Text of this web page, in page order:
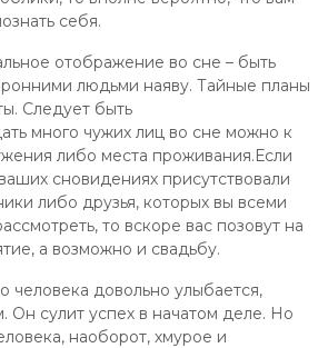
себя.
отображение во сне – быть
людьми наяву. Тайные планы
Следует быть
много чужих лиц во сне можно к
либо места проживания.Если
сновидениях присутствовали
либо друзья, которых вы всеми
то вскоре вас позовут на
а возможно и свадьбу.
человека довольно улыбается,
Он сулит успех в начатом деле. Но
наоборот, хмурое и